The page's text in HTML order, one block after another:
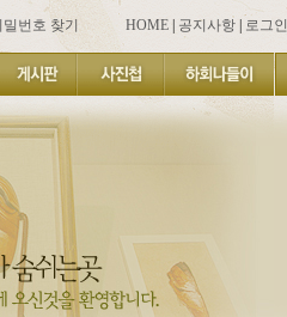
밀번호 찾기 HOME 공지사항 로그인